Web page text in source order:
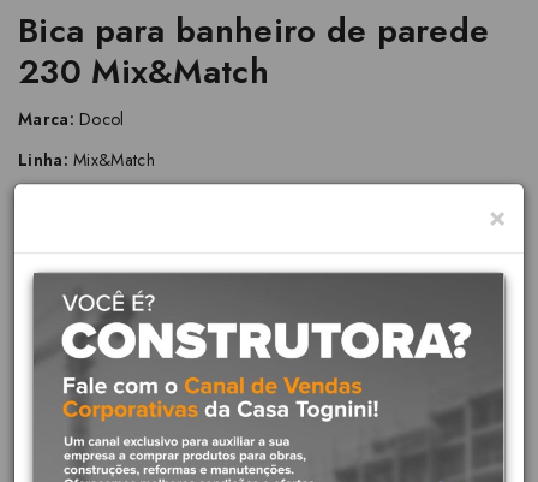
Bica para banheiro de parede
230 Mix&Match
Marca: Docol
Linha: Mix&Match
projeto, para você criar um banheiro único e sem excessos. O seu
desenho fluido é perfeito para quem busca harmonia em cada
detalhe. Ideal para lavabos e banheiros, essa bica 230 possui a
qualidade e confiança da Garantia Toda Vida.
Diferenciais do produto:
Liberdade para o seu projeto:
A liberdade de criação é
um diferencial presente na arquitetura dos dias atuais. Com
×